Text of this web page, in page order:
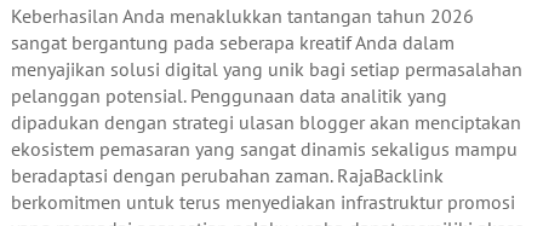
Keberhasilan Anda menaklukkan tantangan tahun 2026
sangat bergantung pada seberapa kreatif Anda dalam
menyajikan solusi digital yang unik bagi setiap permasalahan
pelanggan potensial. Penggunaan data analitik yang
dipadukan dengan strategi ulasan blogger akan menciptakan
ekosistem pemasaran yang sangat dinamis sekaligus mampu
beradaptasi dengan perubahan zaman. RajaBacklink
berkomitmen untuk terus menyediakan infrastruktur promosi